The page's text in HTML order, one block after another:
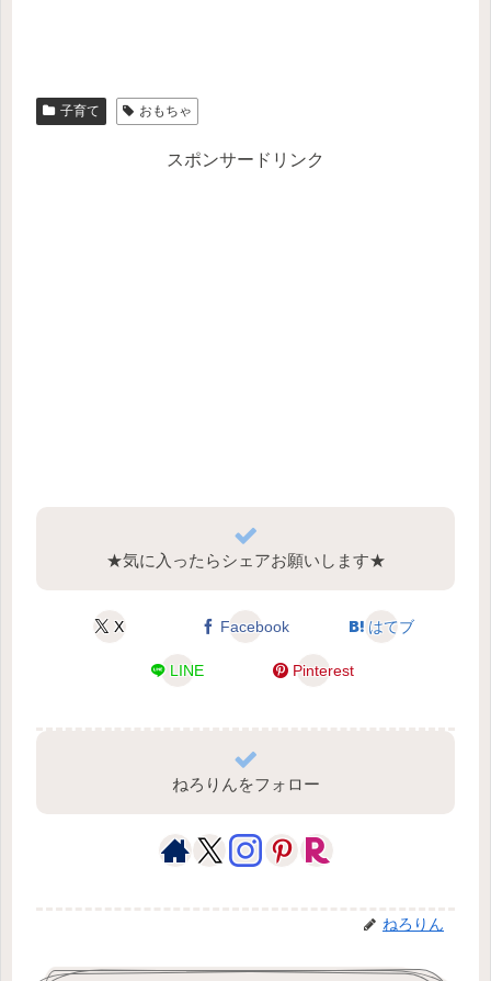
子育て おもちゃ
スポンサードリンク
★気に入ったらシェアお願いします★
X Facebook はてブ
LINE Pinterest
ねろりんをフォロー
ねろりん